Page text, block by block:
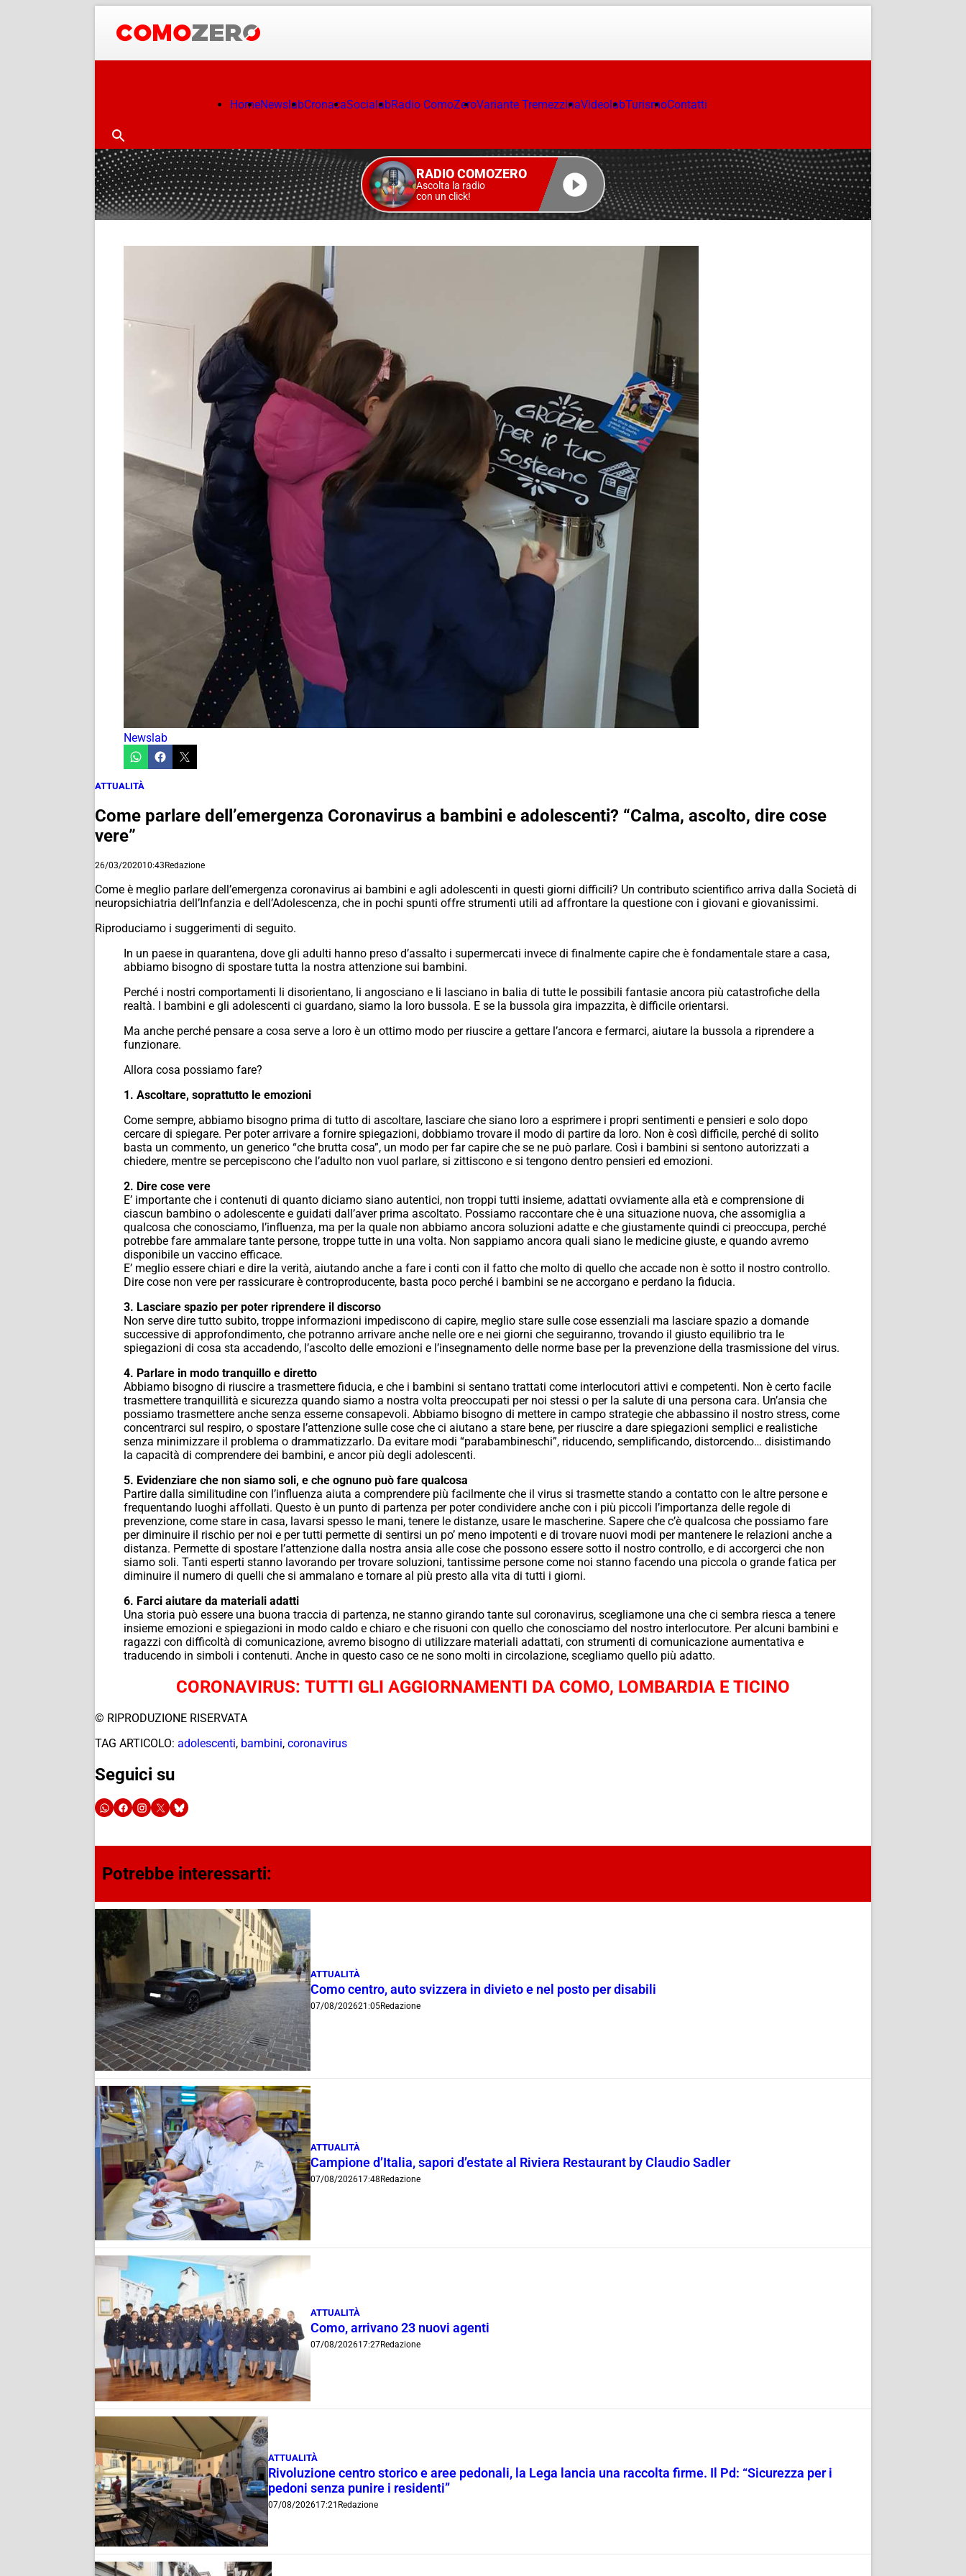
HomeNewslabCronacaSocialabRadio ComoZeroVariante TremezzinaVideolabTurismoContatti
RADIO COMOZERO
Ascolta la radio
con un click!
Newslab
ATTUALITÀ
Come parlare dell’emergenza Coronavirus a bambini e adolescenti? “Calma, ascolto, dire cose
vere”
26/03/202010:43Redazione
Come è meglio parlare dell’emergenza coronavirus ai bambini e agli adolescenti in questi giorni difficili? Un contributo scientifico arriva dalla Società di
neuropsichiatria dell’Infanzia e dell’Adolescenza, che in pochi spunti offre strumenti utili ad affrontare la questione con i giovani e giovanissimi.
Riproduciamo i suggerimenti di seguito.
In un paese in quarantena, dove gli adulti hanno preso d’assalto i supermercati invece di finalmente capire che è fondamentale stare a casa,
abbiamo bisogno di spostare tutta la nostra attenzione sui bambini.
Perché i nostri comportamenti li disorientano, li angosciano e li lasciano in balia di tutte le possibili fantasie ancora più catastrofiche della
realtà. I bambini e gli adolescenti ci guardano, siamo la loro bussola. E se la bussola gira impazzita, è difficile orientarsi.
Ma anche perché pensare a cosa serve a loro è un ottimo modo per riuscire a gettare l’ancora e fermarci, aiutare la bussola a riprendere a
funzionare.
Allora cosa possiamo fare?
1. Ascoltare, soprattutto le emozioni
Come sempre, abbiamo bisogno prima di tutto di ascoltare, lasciare che siano loro a esprimere i propri sentimenti e pensieri e solo dopo
cercare di spiegare. Per poter arrivare a fornire spiegazioni, dobbiamo trovare il modo di partire da loro. Non è così difficile, perché di solito
basta un commento, un generico “che brutta cosa”, un modo per far capire che se ne può parlare. Così i bambini si sentono autorizzati a
chiedere, mentre se percepiscono che l’adulto non vuol parlare, si zittiscono e si tengono dentro pensieri ed emozioni.
2. Dire cose vere
E’ importante che i contenuti di quanto diciamo siano autentici, non troppi tutti insieme, adattati ovviamente alla età e comprensione di
ciascun bambino o adolescente e guidati dall’aver prima ascoltato. Possiamo raccontare che è una situazione nuova, che assomiglia a
qualcosa che conosciamo, l’influenza, ma per la quale non abbiamo ancora soluzioni adatte e che giustamente quindi ci preoccupa, perché
potrebbe fare ammalare tante persone, troppe tutte in una volta. Non sappiamo ancora quali siano le medicine giuste, e quando avremo
disponibile un vaccino efficace.
E’ meglio essere chiari e dire la verità, aiutando anche a fare i conti con il fatto che molto di quello che accade non è sotto il nostro controllo.
Dire cose non vere per rassicurare è controproducente, basta poco perché i bambini se ne accorgano e perdano la fiducia.
3. Lasciare spazio per poter riprendere il discorso
Non serve dire tutto subito, troppe informazioni impediscono di capire, meglio stare sulle cose essenziali ma lasciare spazio a domande
successive di approfondimento, che potranno arrivare anche nelle ore e nei giorni che seguiranno, trovando il giusto equilibrio tra le
spiegazioni di cosa sta accadendo, l’ascolto delle emozioni e l’insegnamento delle norme base per la prevenzione della trasmissione del virus.
4. Parlare in modo tranquillo e diretto
Abbiamo bisogno di riuscire a trasmettere fiducia, e che i bambini si sentano trattati come interlocutori attivi e competenti. Non è certo facile
trasmettere tranquillità e sicurezza quando siamo a nostra volta preoccupati per noi stessi o per la salute di una persona cara. Un’ansia che
possiamo trasmettere anche senza esserne consapevoli. Abbiamo bisogno di mettere in campo strategie che abbassino il nostro stress, come
concentrarci sul respiro, o spostare l’attenzione sulle cose che ci aiutano a stare bene, per riuscire a dare spiegazioni semplici e realistiche
senza minimizzare il problema o drammatizzarlo. Da evitare modi “parabambineschi”, riducendo, semplificando, distorcendo… disistimando
la capacità di comprendere dei bambini, e ancor più degli adolescenti.
5. Evidenziare che non siamo soli, e che ognuno può fare qualcosa
Partire dalla similitudine con l’influenza aiuta a comprendere più facilmente che il virus si trasmette stando a contatto con le altre persone e
frequentando luoghi affollati. Questo è un punto di partenza per poter condividere anche con i più piccoli l’importanza delle regole di
prevenzione, come stare in casa, lavarsi spesso le mani, tenere le distanze, usare le mascherine. Sapere che c’è qualcosa che possiamo fare
per diminuire il rischio per noi e per tutti permette di sentirsi un po’ meno impotenti e di trovare nuovi modi per mantenere le relazioni anche a
distanza. Permette di spostare l’attenzione dalla nostra ansia alle cose che possono essere sotto il nostro controllo, e di accorgerci che non
siamo soli. Tanti esperti stanno lavorando per trovare soluzioni, tantissime persone come noi stanno facendo una piccola o grande fatica per
diminuire il numero di quelli che si ammalano e tornare al più presto alla vita di tutti i giorni.
6. Farci aiutare da materiali adatti
Una storia può essere una buona traccia di partenza, ne stanno girando tante sul coronavirus, scegliamone una che ci sembra riesca a tenere
insieme emozioni e spiegazioni in modo caldo e chiaro e che risuoni con quello che conosciamo del nostro interlocutore. Per alcuni bambini e
ragazzi con difficoltà di comunicazione, avremo bisogno di utilizzare materiali adattati, con strumenti di comunicazione aumentativa e
traducendo in simboli i contenuti. Anche in questo caso ce ne sono molti in circolazione, scegliamo quello più adatto.
CORONAVIRUS: TUTTI GLI AGGIORNAMENTI DA COMO, LOMBARDIA E TICINO
© RIPRODUZIONE RISERVATA
TAG ARTICOLO: adolescenti, bambini, coronavirus
Seguici su
Potrebbe interessarti:
ATTUALITÀ
Como centro, auto svizzera in divieto e nel posto per disabili
07/08/202621:05Redazione
ATTUALITÀ
Campione d’Italia, sapori d’estate al Riviera Restaurant by Claudio Sadler
07/08/202617:48Redazione
ATTUALITÀ
Como, arrivano 23 nuovi agenti
07/08/202617:27Redazione
ATTUALITÀ
Rivoluzione centro storico e aree pedonali, la Lega lancia una raccolta firme. Il Pd: “Sicurezza per i
pedoni senza punire i residenti”
07/08/202617:21 Redazione